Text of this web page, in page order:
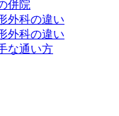
併院
外科の違い
外科の違い
な通い方